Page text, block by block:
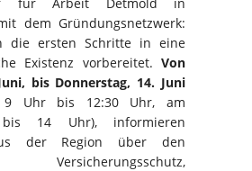
dem Gründungsnetzwerk:
die ersten Schritte in eine
Existenz vorbereitet. Von
bis Donnerstag, 14. Juni
9 Uhr bis 12:30 Uhr, am
bis 14 Uhr), informieren
der Region über den
Versicherungsschutz,